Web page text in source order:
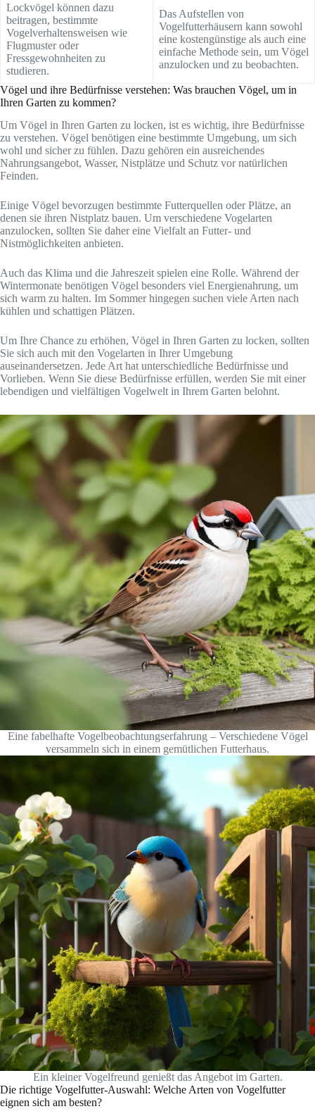
Lockvögel können dazu
beitragen, bestimmte
Vogelverhaltensweisen wie
Flugmuster oder
Fressgewohnheiten zu
studieren.
Das Aufstellen von
Vogelfutterhäusern kann sowohl
eine kostengünstige als auch eine
einfache Methode sein, um Vögel
anzulocken und zu beobachten.
Vögel und ihre Bedürfnisse verstehen: Was brauchen Vögel, um in
Ihren Garten zu kommen?
Um Vögel in Ihren Garten zu locken, ist es wichtig, ihre Bedürfnisse
zu verstehen. Vögel benötigen eine bestimmte Umgebung, um sich
wohl und sicher zu fühlen. Dazu gehören ein ausreichendes
Nahrungsangebot, Wasser, Nistplätze und Schutz vor natürlichen
Feinden.
Einige Vögel bevorzugen bestimmte Futterquellen oder Plätze, an
denen sie ihren Nistplatz bauen. Um verschiedene Vogelarten
anzulocken, sollten Sie daher eine Vielfalt an Futter- und
Nistmöglichkeiten anbieten.
Auch das Klima und die Jahreszeit spielen eine Rolle. Während der
Wintermonate benötigen Vögel besonders viel Energienahrung, um
sich warm zu halten. Im Sommer hingegen suchen viele Arten nach
kühlen und schattigen Plätzen.
Um Ihre Chance zu erhöhen, Vögel in Ihren Garten zu locken, sollten
Sie sich auch mit den Vogelarten in Ihrer Umgebung
auseinandersetzen. Jede Art hat unterschiedliche Bedürfnisse und
Vorlieben. Wenn Sie diese Bedürfnisse erfüllen, werden Sie mit einer
lebendigen und vielfältigen Vogelwelt in Ihrem Garten belohnt.
Eine fabelhafte Vogelbeobachtungserfahrung – Verschiedene Vögel
versammeln sich in einem gemütlichen Futterhaus.
Ein kleiner Vogelfreund genießt das Angebot im Garten.
Die richtige Vogelfutter-Auswahl: Welche Arten von Vogelfutter
eignen sich am besten?